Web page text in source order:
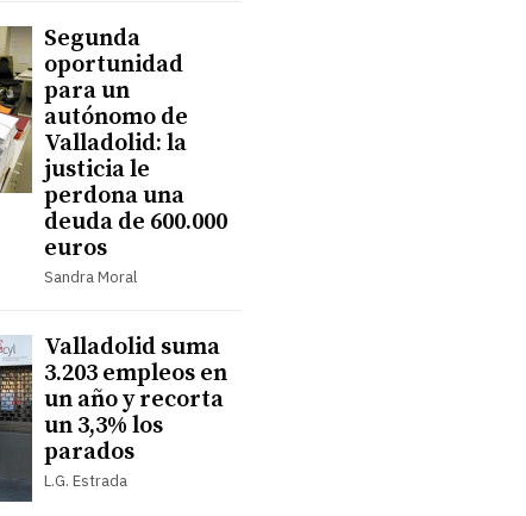
Segunda
oportunidad
para un
autónomo de
Valladolid: la
justicia le
perdona una
deuda de 600.000
euros
Sandra Moral
Valladolid suma
3.203 empleos en
un año y recorta
un 3,3% los
parados
L.G. Estrada